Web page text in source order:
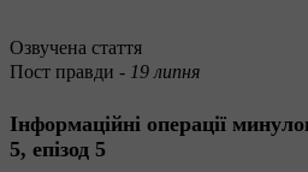
Озвучена стаття
Пост правди - 19 липня
Інформаційні операції
5, епізод 5